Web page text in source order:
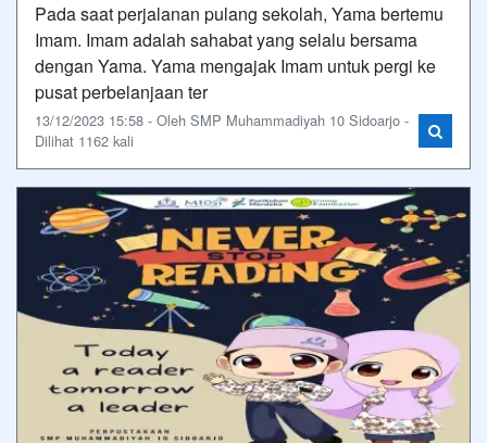
Pada saat perjalanan pulang sekolah, Yama bertemu
Imam. Imam adalah sahabat yang selalu bersama
dengan Yama. Yama mengajak Imam untuk pergi ke
pusat perbelanjaan ter
13/12/2023 15:58 - Oleh SMP Muhammadiyah 10 Sidoarjo -
Dilihat 1162 kali